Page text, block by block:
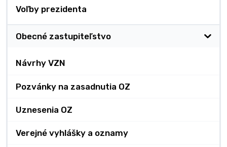
Voľby prezidenta
Obecné zastupiteľstvo
Návrhy VZN
Pozvánky na zasadnutia OZ
Uznesenia OZ
Verejné vyhlášky a oznamy